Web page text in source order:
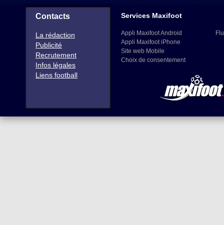
Contacts
La rédaction
Publicité
Recrutement
Infos légales
Liens football
Services Maxifoot
Appli Maxifoot Android
Appli Maxifoot iPhone
Site web Mobile
Choix de consentement